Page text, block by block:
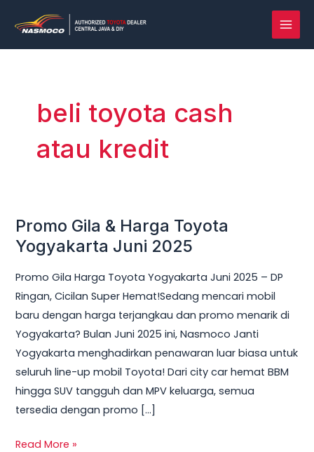
konten
beli toyota cash
atau kredit
Promo Gila & Harga Toyota
Yogyakarta Juni 2025
Promo Gila Harga Toyota Yogyakarta Juni 2025 – DP
Ringan, Cicilan Super Hemat!Sedang mencari mobil
baru dengan harga terjangkau dan promo menarik di
Yogyakarta? Bulan Juni 2025 ini, Nasmoco Janti
Yogyakarta menghadirkan penawaran luar biasa untuk
seluruh line-up mobil Toyota! Dari city car hemat BBM
hingga SUV tangguh dan MPV keluarga, semua
tersedia dengan promo […]
Promo
Gila
Harga
Toyota
Yogyakarta
Juni
2025
Read More »